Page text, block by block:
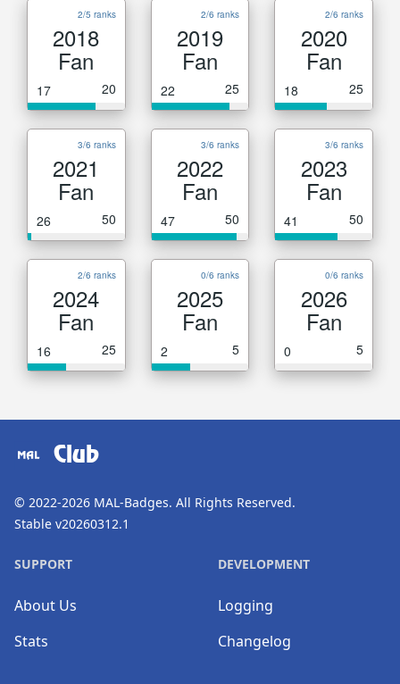
2/5 ranks
2018
Fan
17 20
2/6 ranks
2019
Fan
22 25
2/6 ranks
2020
Fan
18 25
3/6 ranks
2021
Fan
26 50
3/6 ranks
2022
Fan
47 50
3/6 ranks
2023
Fan
41 50
2/6 ranks
2024
Fan
16 25
0/6 ranks
2025
Fan
2 5
0/6 ranks
2026
Fan
0 5
Club
© 2022-2026 MAL-Badges. All Rights Reserved.
Stable v20260312.1
SUPPORT
About Us
Stats
DEVELOPMENT
Logging
Changelog